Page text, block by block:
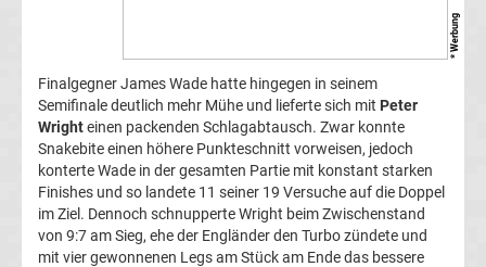
WWE
News
Boxen
News
* Werbung
Finalgegner James Wade hatte hingegen in seinem
Semifinale deutlich mehr Mühe und lieferte sich mit Peter
Wrighteinen packenden Schlagabtausch. Zwar konnte
Snakebite einen höhere Punkteschnitt vorweisen, jedoch
konterte Wade in der gesamten Partie mit konstant starken
Finishes und so landete 11 seiner 19 Versuche auf die Doppel
im Ziel. Dennoch schnupperte Wright beim Zwischenstand
von 9:7 am Sieg, ehe der Engländer den Turbo zündete und
mit vier gewonnenen Legs am Stück am Ende das bessere